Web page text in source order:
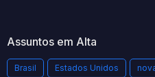
Assuntos em Alta
Brasil Estados Unidos